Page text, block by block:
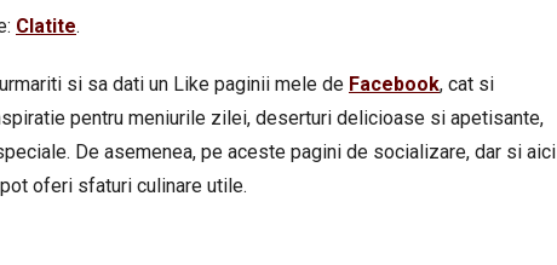
Clatite.
si sa dati un Like paginii mele de Facebook, cat si
pentru meniurile zilei, deserturi delicioase si apetisante,
De asemenea, pe aceste pagini de socializare, dar si aici
oferi sfaturi culinare utile.